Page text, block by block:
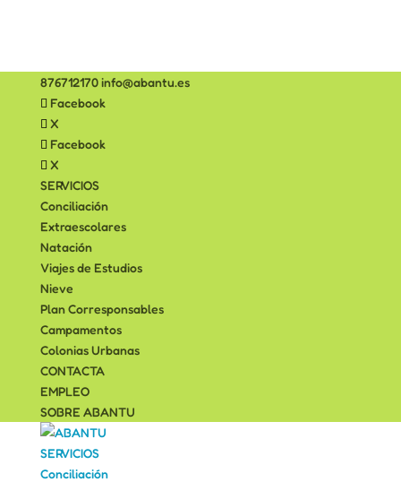
876712170info@abantu.es
Facebook
X
Facebook
X
SERVICIOS
Conciliación
Extraescolares
Natación
Viajes de Estudios
Nieve
Plan Corresponsables
Campamentos
Colonias Urbanas
CONTACTA
EMPLEO
SOBRE ABANTU
SERVICIOS
Conciliación